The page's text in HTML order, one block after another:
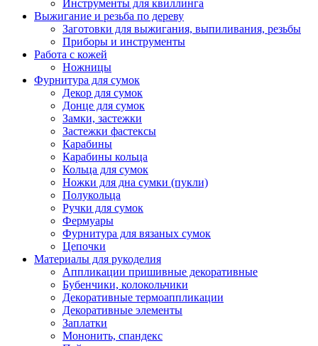
Инструменты для квиллинга
Выжигание и резьба по дереву
Заготовки для выжигания, выпиливания, резьбы
Приборы и инструменты
Работа с кожей
Ножницы
Фурнитура для сумок
Декор для сумок
Донце для сумок
Замки, застежки
Застежки фастексы
Карабины
Карабины кольца
Кольца для сумок
Ножки для дна сумки (пукли)
Полукольца
Ручки для сумок
Фермуары
Фурнитура для вязаных сумок
Цепочки
Материалы для рукоделия
Аппликации пришивные декоративные
Бубенчики, колокольчики
Декоративные термоаппликации
Декоративные элементы
Заплатки
Мононить, спандекс